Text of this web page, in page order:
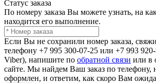
Статус заказа
По номеру заказа Вы можете узнать, на
находится его выполнение.
Если Вы не сохранили номер заказа,
телефону +7 995 300-07-25 или +7 993
Viber), напишите по обратной связи или в
сайте. Мы найдем Ваш заказ по телефону,
оформлен, и ответим, как скоро Вам